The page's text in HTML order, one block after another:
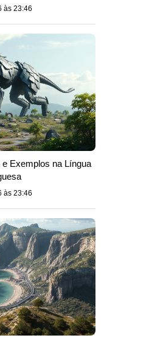
às 23:46
Exemplos na Língua
às 23:46